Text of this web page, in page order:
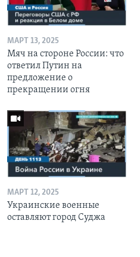
МАРТ 13, 2025
Мяч на стороне России: что
ответил Путин на
предложение о
прекращении огня
МАРТ 12, 2025
Украинские военные
оставляют город Суджа